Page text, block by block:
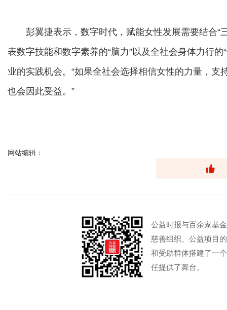
彭翼捷表示，数字时代，赋能女性发展需要结合“
表数字技能和数字素养的“脑力”以及全社会身体力行
业的实践机会。“如果全社会选择相信女性的力量，
也会因此受益。”
网站编辑：
公益时报与百余家基
慈善组织、公益项目
和受助群体搭建了一
任提供了舞台。